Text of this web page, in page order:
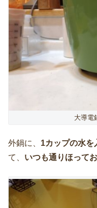
大導電
外鍋に、 1カップの水を
て、 いつも通りほって